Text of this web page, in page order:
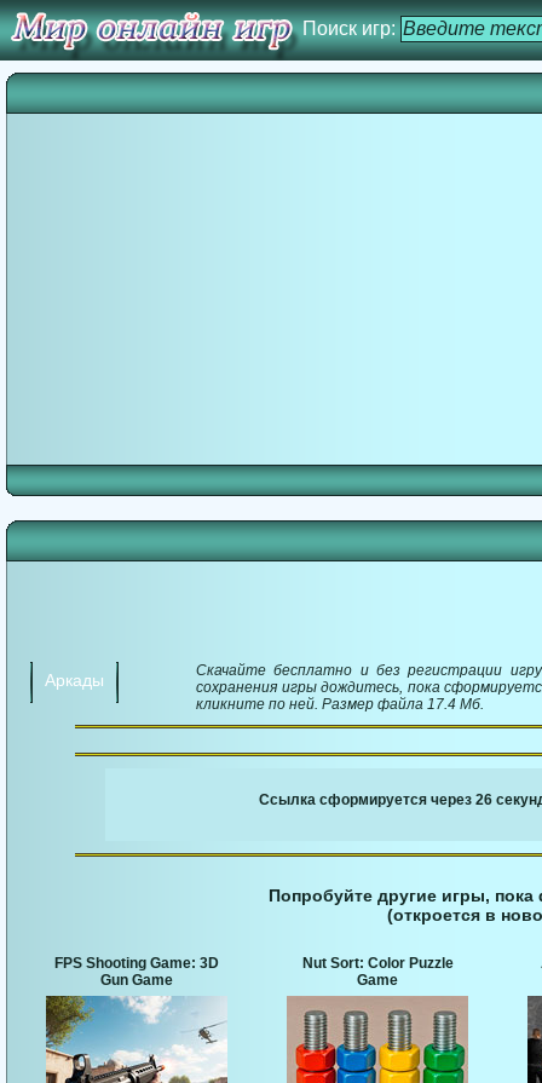
Поиск игр:
Аркады
Скачайте бесплатно и без регистрации
сохранения игры дождитесь, пока
кликните по ней. Размер файла 17.4 Мб.
Ссылка сформируется через 25
Попробуйте другие игры,
(откроется в
FPS Shooting Game: 3D
Gun Game
Nut Sort: Color Puzzle
Game